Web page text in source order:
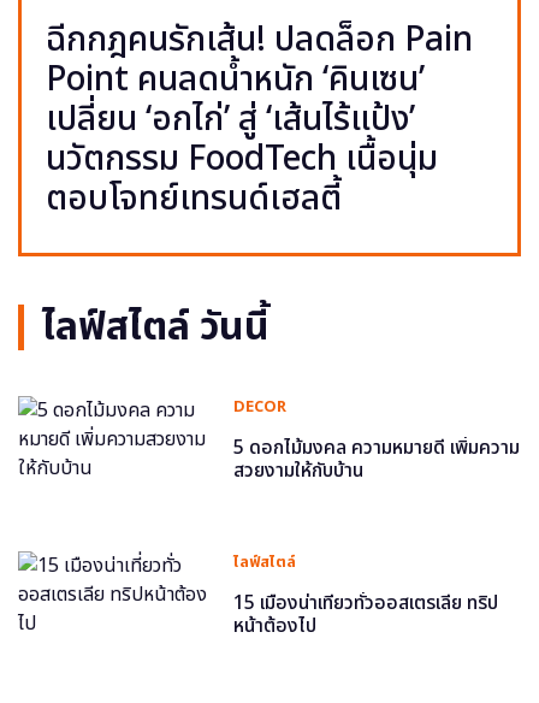
ฉีกกฎคนรักเส้น! ปลดล็อก Pain
Point คนลดน้ำหนัก ‘คินเซน’
เปลี่ยน ‘อกไก่’ สู่ ‘เส้นไร้แป้ง’
นวัตกรรม FoodTech เนื้อนุ่ม
ตอบโจทย์เทรนด์เฮลตี้
ไลฟ์สไตล์ วันนี้
DECOR
5 ดอกไม้มงคล ความหมายดี เพิ่มความ
สวยงามให้กับบ้าน
ไลฟ์สไตล์
15 เมืองน่าเที่ยวทั่วออสเตรเลีย ทริป
หน้าต้องไป